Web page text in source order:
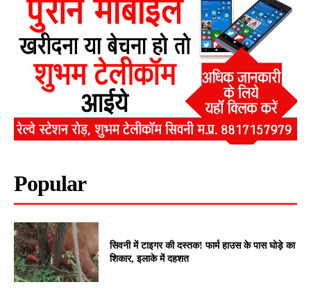
Popular
सिवनी में टाइगर की दस्तक! फार्म हाउस के पास घोड़े का
शिकार, इलाके में दहशत